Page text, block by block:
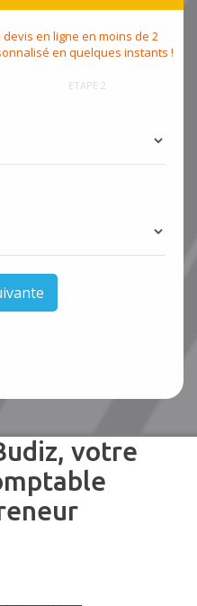
en ligne en moins de 2
en quelques instants !
ETAPE 2
votre